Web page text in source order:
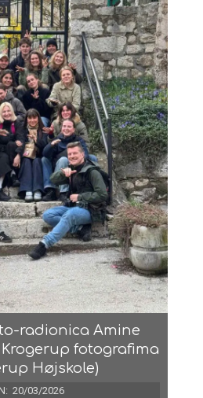
radionica Amine
fotografima
Højskole)
20/03/2026